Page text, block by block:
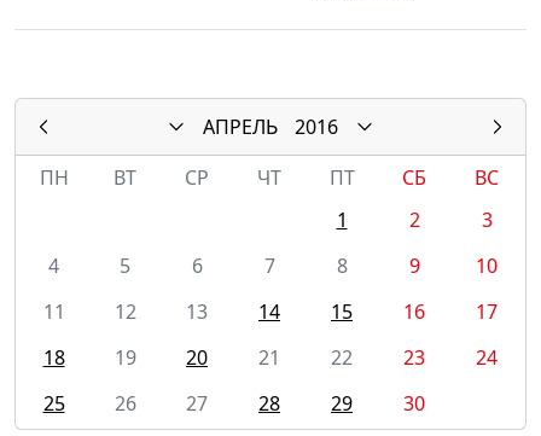
АПРЕЛЬ
2016
ПН
ВТ СР ЧТ ПТ СБ
ВС
1
2
3
4
5 6 7 8 9
10
11
12 13 14 15 16
17
18
19 20 21 22 23
24
25
26 27 28 29 30